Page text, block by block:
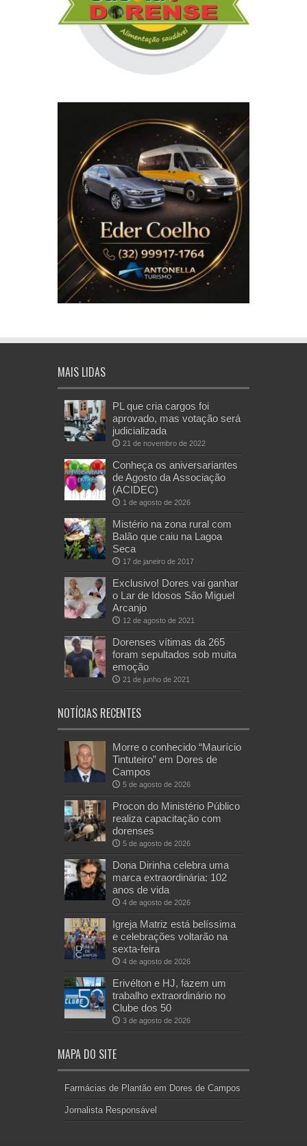
MAIS LIDAS
PL que cria cargos foi
aprovado, mas votação será
judicializada
21 de novembro de 2022
Conheça os aniversariantes
de Agosto da Associação
(ACIDEC)
1 de agosto de 2026
Mistério na zona rural com
Balão que caiu na Lagoa
Seca
17 de janeiro de 2017
Exclusivo! Dores vai ganhar
o Lar de Idosos São Miguel
Arcanjo
12 de agosto de 2021
Dorenses vítimas da 265
foram sepultados sob muita
emoção
21 de junho de 2021
NOTÍCIAS RECENTES
Morre o conhecido “Maurício
Tintuteiro” em Dores de
Campos
5 de agosto de 2026
Procon do Ministério Público
realiza capacitação com
dorenses
5 de agosto de 2026
Dona Dirinha celebra uma
marca extraordinária: 102
anos de vida
4 de agosto de 2026
Igreja Matriz está belíssima
e celebrações voltarão na
sexta-feira
4 de agosto de 2026
Erivélton e HJ, fazem um
trabalho extraordinário no
Clube dos 50
3 de agosto de 2026
MAPA DO SITE
Farmácias de Plantão em Dores de Campos
Jornalista Responsável